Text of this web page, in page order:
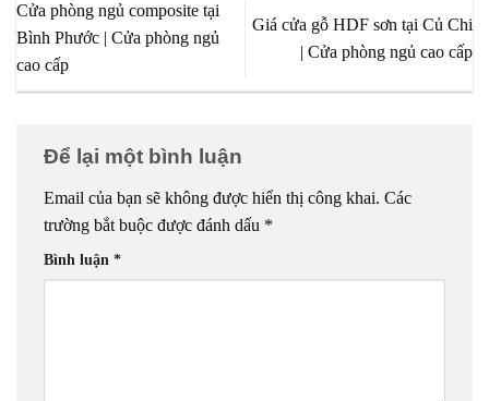
Cửa phòng ngủ composite tại
Bình Phước | Cửa phòng ngủ
cao cấp
Giá cửa gỗ HDF sơn tại Củ Chi
| Cửa phòng ngủ cao cấp
Để lại một bình luận
Email của bạn sẽ không được hiển thị công khai. Các
trường bắt buộc được đánh dấu *
Bình luận *